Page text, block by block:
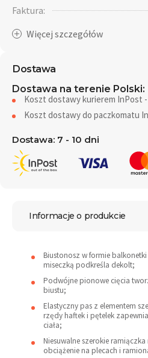
Faktura:
Dostawa
Dostawa na terenie Polski:
Koszt dostawy kurierem InPost -
Koszt dostawy do paczkomatu
Dostawa: 7 - 10 dni
Informacje o produkcie
Biustonosz w formie
miseczką podkreśla dekolt;
Podwójne pionowe cięcia
biustu;
Elastyczny pas z elementem
rzędy haftek i pętelek
ciała;
Niesuwalne szerokie
obciążenie na plecach i